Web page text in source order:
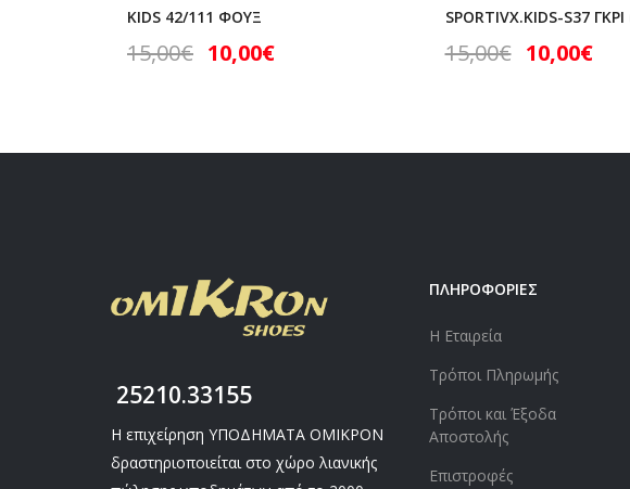
KIDS 42/111 ΦΟΥΞ
15,00€ 10,00€
SPORTIVX.KIDS-S37
15,00€ 10,00€
25210.33155
Η επιχείρηση ΥΠΟΔΗΜΑΤΑ ΟΜΙΚΡΟΝ
δραστηριοποιείται στο χώρο λιανικής
ΠΛΗΡΟΦΟΡΙΕΣ
Η Εταιρεία
Τρόποι Πληρωμής
Τρόποι και Έξοδα
Αποστολής
Επιστροφές